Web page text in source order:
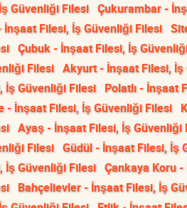
Güvenliği Filesi Çukurambar -
İnşaat Filesi, İş Güvenliği Filesi
Çubuk - İnşaat Filesi, İş
Filesi Akyurt - İnşaat Filesi,
İş Güvenliği Filesi Polatlı - İnşaat
- İnşaat Filesi, İş Güvenliği Filesi
Ayaş - İnşaat Filesi, İş Güvenliği
Filesi Güdül - İnşaat Filesi, İş
İş Güvenliği Filesi Çankaya Koru
Bahçelievler - İnşaat Filesi, İş